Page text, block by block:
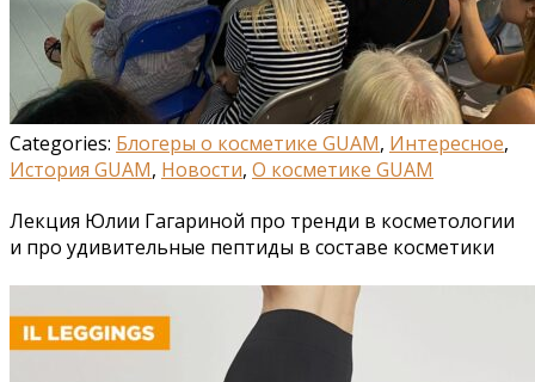
Categories: Блогеры о косметике GUAM, Интересное,
История GUAM, Новости, О косметике GUAM
Лекция Юлии Гагариной про тренди в косметологии
и про удивительные пептиды в составе косметики